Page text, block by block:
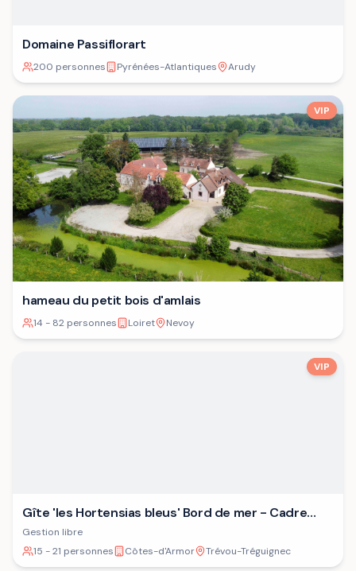
Domaine Passiflorart
200 personnes Pyrénées-Atlantiques Arudy
VIP
hameau du petit bois d'amlais
14 - 82 personnes Loiret Nevoy
VIP
Gîte 'les Hortensias bleus' Bord de mer - Cadre
verdoyant - Plage
Gestion libre
15 - 21 personnes
Côtes-d'Armor Trévou-Tréguignec